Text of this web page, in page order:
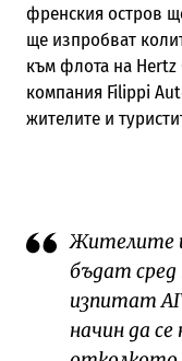
френския остров
ще изпробват
към флота на Hertz
компания Filippi
жителите и
Жителите
бъдат
изпитат
начин да